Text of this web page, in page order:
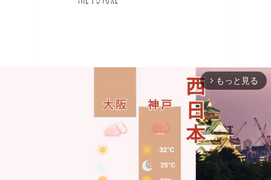
arrow_forward_ios もっと見る